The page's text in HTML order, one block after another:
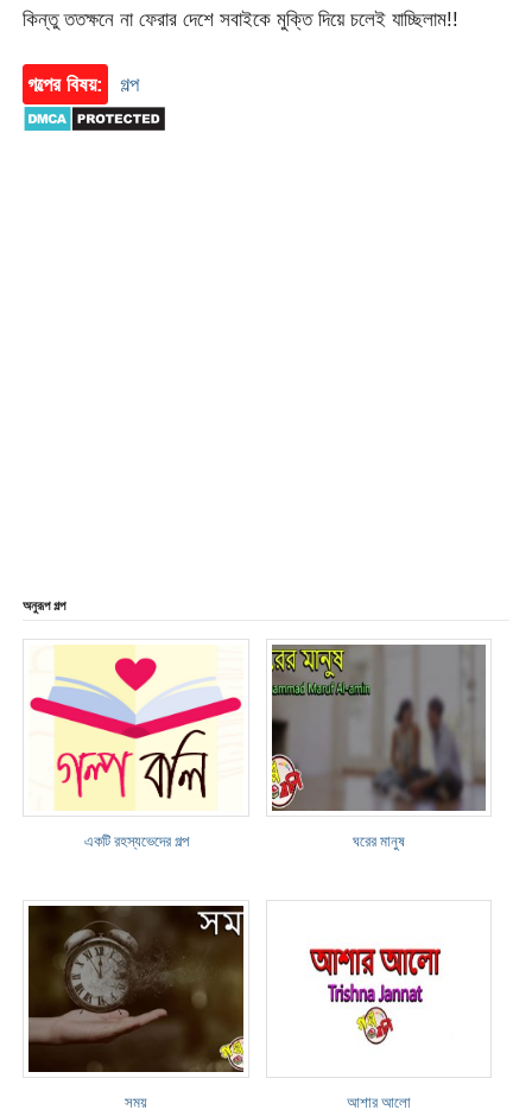
কিন্তু ততক্ষনে না ফেরার দেশে সবাইকে মুক্তি দিয়ে চলেই যাচ্ছিলাম!!
গল্পের বিষয়: গল্প
অনুরূপ গল্প
একটি রহস্যভেদের গল্প ঘরের মানুষ
সময় আশার আলো